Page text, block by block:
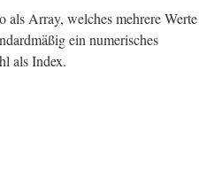
als Array, welches mehrere Werte
ein numerisches
als Index.